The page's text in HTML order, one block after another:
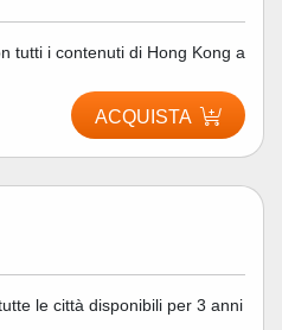
tutti i contenuti di Hong Kong a
ACQUISTA
le città disponibili per 3 anni